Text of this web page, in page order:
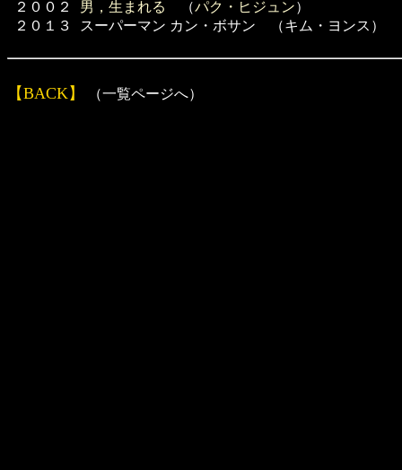
２００２
２０１３
男，生まれる （パク・ヒジュン）
スーパーマン カン・ボサン （キム・ヨンス）
【BACK】 （一覧ページへ）